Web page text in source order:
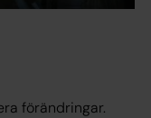
förändringar.